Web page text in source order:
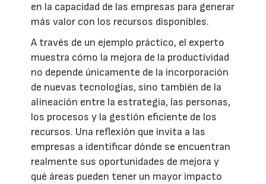
en la capacidad de las empresas para generar
más valor con los recursos disponibles.
A través de un ejemplo práctico, el experto
muestra cómo la mejora de la productividad
no depende únicamente de la incorporación
de nuevas tecnologías, sino también de la
alineación entre la estrategia, las personas,
los procesos y la gestión eficiente de los
recursos. Una reflexión que invita a las
empresas a identificar dónde se encuentran
realmente sus oportunidades de mejora y
qué áreas pueden tener un mayor impacto